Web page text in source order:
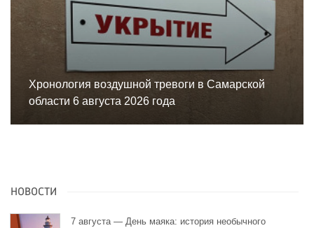
Хронология воздушной тревоги в Самарской
области 6 августа 2026 года
НОВОСТИ
7 августа — День маяка: история необычного